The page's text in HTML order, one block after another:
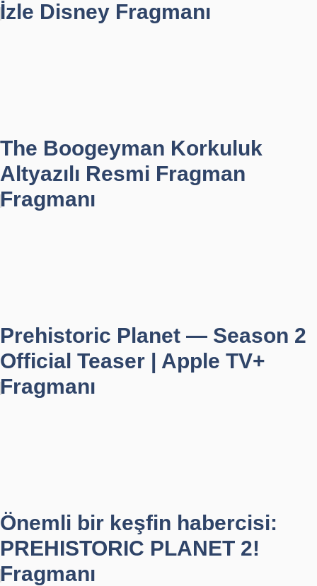
İzle Disney Fragmanı
The Boogeyman Korkuluk
Altyazılı Resmi Fragman
Fragmanı
Prehistoric Planet — Season 2
Official Teaser | Apple TV+
Fragmanı
Önemli bir keşfin habercisi:
PREHISTORIC PLANET 2!
Fragmanı